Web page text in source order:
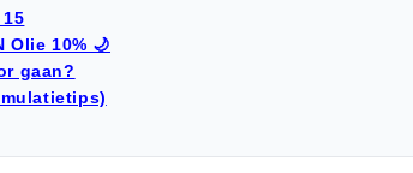
Olie 10% 🌙
gaan?